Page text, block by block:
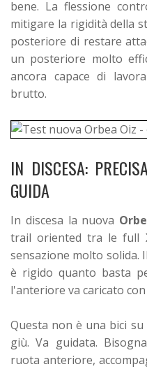
bene. La flessione
mitigare la rigidità della
posteriore di restare
un posteriore molto
ancora capace di
brutto.
IN DISCESA:
GUIDA
In discesa la nuova
trail oriented tra le full
sensazione molto solida.
è rigido quanto basta
l'anteriore va caricato con
Questa non è una bici
giù. Va guidata.
ruota anteriore,